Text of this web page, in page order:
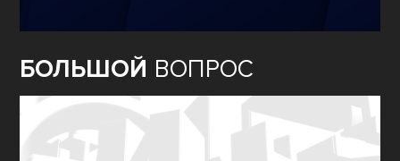
БОЛЬШОЙ ВОПРОС